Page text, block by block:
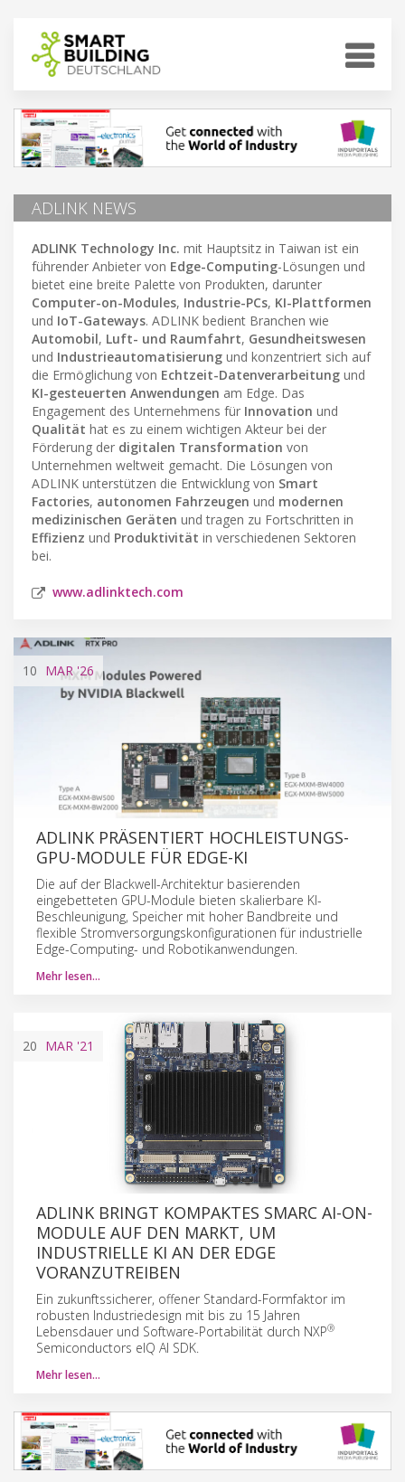
ADLINK NEWS
ADLINK Technology Inc. mit Hauptsitz in Taiwan ist ein
führender Anbieter von Edge-Computing-Lösungen und
bietet eine breite Palette von Produkten, darunter
Computer-on-Modules, Industrie-PCs, KI-Plattformen
und IoT-Gateways. ADLINK bedient Branchen wie
Automobil, Luft- und Raumfahrt, Gesundheitswesen
und Industrieautomatisierung und konzentriert sich auf
die Ermöglichung von Echtzeit-Datenverarbeitung und
KI-gesteuerten Anwendungen am Edge. Das
Engagement des Unternehmens für Innovation und
Qualität hat es zu einem wichtigen Akteur bei der
Förderung der digitalen Transformation von
Unternehmen weltweit gemacht. Die Lösungen von
ADLINK unterstützen die Entwicklung von Smart
Factories, autonomen Fahrzeugen und modernen
medizinischen Geräten und tragen zu Fortschritten in
Effizienz und Produktivität in verschiedenen Sektoren
bei.
www.adlinktech.com
10 MAR'26
ADLINK PRÄSENTIERT HOCHLEISTUNGS-
GPU-MODULE FÜR EDGE-KI
Die auf der Blackwell-Architektur basierenden
eingebetteten GPU-Module bieten skalierbare KI-
Beschleunigung, Speicher mit hoher Bandbreite und
flexible Stromversorgungskonfigurationen für industrielle
Edge-Computing- und Robotikanwendungen.
Mehr lesen…
20 MAR '21
ADLINK BRINGT KOMPAKTES SMARC AI-ON-
MODULE AUF DEN MARKT, UM
INDUSTRIELLE KI AN DER EDGE
VORANZUTREIBEN
Ein zukunftssicherer, offener Standard-Formfaktor im
robusten Industriedesign mit bis zu 15 Jahren
Lebensdauer und Software-Portabilität durch NXP®
Semiconductors eIQ AI SDK.
Mehr lesen…